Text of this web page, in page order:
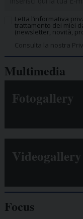
Letta l’informativa
trattamento dei miei
(newsletter, novità,
Consulta la nostra
Multimedia
Fotogallery
Videogallery
Focus